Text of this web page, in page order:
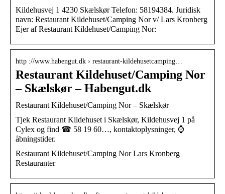
Kildehusvej 1 4230 Skælskør Telefon: 58194384. Juridisk
navn: Restaurant Kildehuset/Camping Nor v/ Lars Kronberg
Ejer af Restaurant Kildehuset/Camping Nor:
http ://www.habengut.dk › restaurant-kildehusetcamping…
Restaurant Kildehuset/Camping Nor
– Skælskør – Habengut.dk
Restaurant Kildehuset/Camping Nor – Skælskør
Tjek Restaurant Kildehuset i Skælskør, Kildehusvej 1 på
Cylex og find ☎ 58 19 60…, kontaktoplysninger, ⌚
åbningstider.
Restaurant Kildehuset/Camping Nor Lars Kronberg
Restauranter